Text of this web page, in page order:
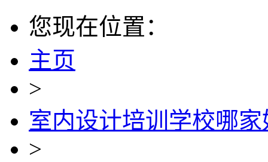
您现在位置：
主页
>
室内设计培训学校哪家
>